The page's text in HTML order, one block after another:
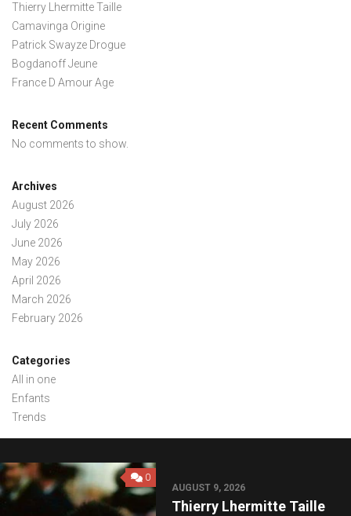
Thierry Lhermitte Taille
Camavinga Origine
Patrick Swayze Drogue
Bogdanoff Jeune
France D Amour Age
Recent Comments
No comments to show.
Archives
August 2026
July 2026
June 2026
May 2026
April 2026
March 2026
February 2026
Categories
All in one
Enfants
Trends
0
AUGUST 9, 2026
Thierry Lhermitte Taille